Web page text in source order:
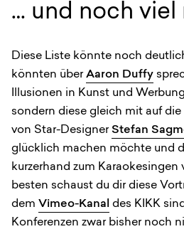
… und noch viel
Diese Liste könnte noch
könnten überAaron Duffy
Illusionen in Kunst und
sondern diese gleich mit auf
von Star-Designer Stefan
glücklich machen möchte und
kurzerhand zum
besten schaust du dir diese
dem Vimeo-Kanal des KIKK
Konferenzen zwar bisher noch